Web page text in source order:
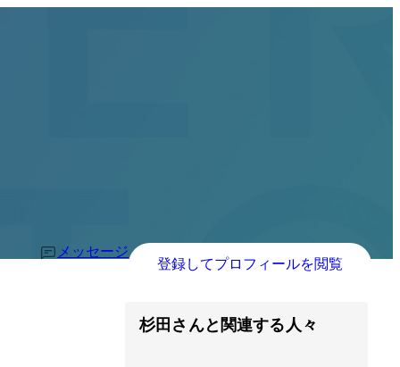
メッセージ
登録してプロフィールを閲覧
杉田さんと関連する人々